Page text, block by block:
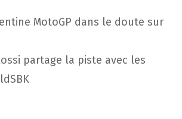
MotoGP dans le doute sur
partage la piste avec les